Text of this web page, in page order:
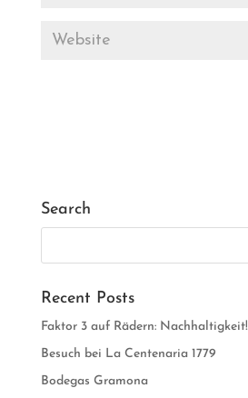
Search
Recent Posts
Faktor 3 auf Rädern: Nachhaltigkeit!
Besuch bei La Centenaria 1779
Bodegas Gramona